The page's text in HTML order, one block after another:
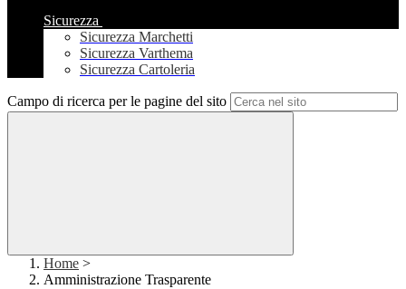
Sicurezza
Sicurezza Marchetti
Sicurezza Varthema
Sicurezza Cartoleria
Campo di ricerca per le pagine del sito
Home >
Amministrazione Trasparente